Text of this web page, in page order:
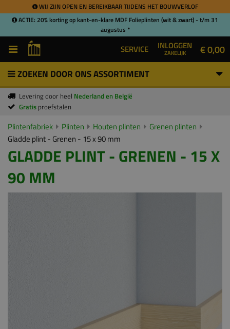
WIJ ZIJN OPEN EN BEREIKBAAR TIJDENS HET BOUWVERLOF
ACTIE: 20% korting op kant-en-klare MDF Folieplinten (wit & zwart) - t/m 31
augustus *
SERVICE INLOGGEN
ZAKELIJK € 0,00
ZOEKEN DOOR ONS ASSORTIMENT
Levering door heel Nederland en België
Gratis proefstalen
Plintenfabriek Plinten Houten plinten
Grenen plinten
Gladde plint - Grenen - 15 x 90 mm
GLADDE PLINT - GRENEN - 15 X
90 MM